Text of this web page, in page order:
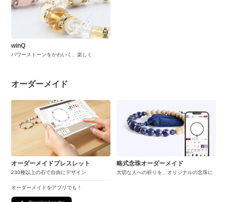
winQ
パワーストーンをかわいく、楽しく
オーダーメイド
オーダーメイドブレスレット
230種以上の石で自由にデザイン
オーダーメイドをアプリでも！
略式念珠オーダーメイド
大切な人への祈りを、オリジナルの念珠に